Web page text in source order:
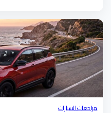
مراحعات السيارات